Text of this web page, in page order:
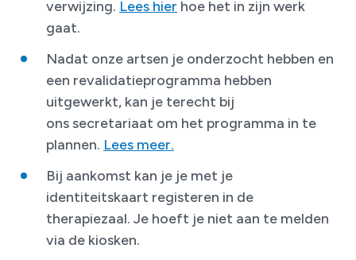
verwijzing. Lees hier hoe het in zijn werk
gaat.
Nadat onze artsen je onderzocht hebben en
een revalidatieprogramma hebben
uitgewerkt, kan je terecht bij
ons secretariaat om het programma in te
plannen. Lees meer.
Bij aankomst kan je je met je
identiteitskaart registeren in de
therapiezaal. Je hoeft je niet aan te melden
via de kiosken.